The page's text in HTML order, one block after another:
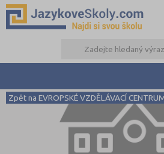
PŘÍPRAVA NA
RADY
Zpět na EVROPSKÉ VZDĚLÁVACÍ